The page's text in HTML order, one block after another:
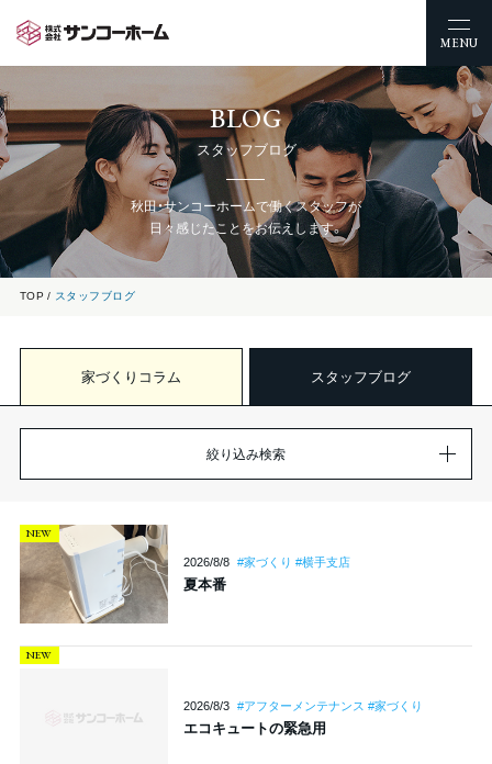
MENU
BLOG
スタッフブログ
秋田・サンコーホームで働くスタッフが
日々感じたことをお伝えします。
TOP スタッフブログ
家づくりコラム スタッフブログ
絞り込み検索
2026/8/8
NEW
#家づくり #横手支店
夏本番
2026/8/3
NEW
#アフターメンテナンス #家づくり
エコキュートの緊急用